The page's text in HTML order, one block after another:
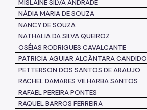
MISLAINE SILVA ANDRADE
NÁDIA MARIA DE SOUZA
NANCY DE SOUZA
NATHALIA DA SILVA QUEIROZ
OSÉIAS RODRIGUES CAVALCANTE
PATRICIA AGUIAR ALCÂNTARA CANDIDO
PETTERSON DOS SANTOS DE ARAUJO
RACHEL DAMARES VILHARBA SANTOS
RAFAEL PEREIRA PONTES
RAQUEL BARROS FERREIRA